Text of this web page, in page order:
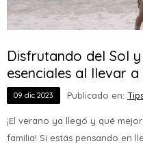
Disfrutando del Sol
esenciales al llevar
09 dic 2023 Publicado en:
¡El verano ya llegó y qué
familia! Si estás pensando en